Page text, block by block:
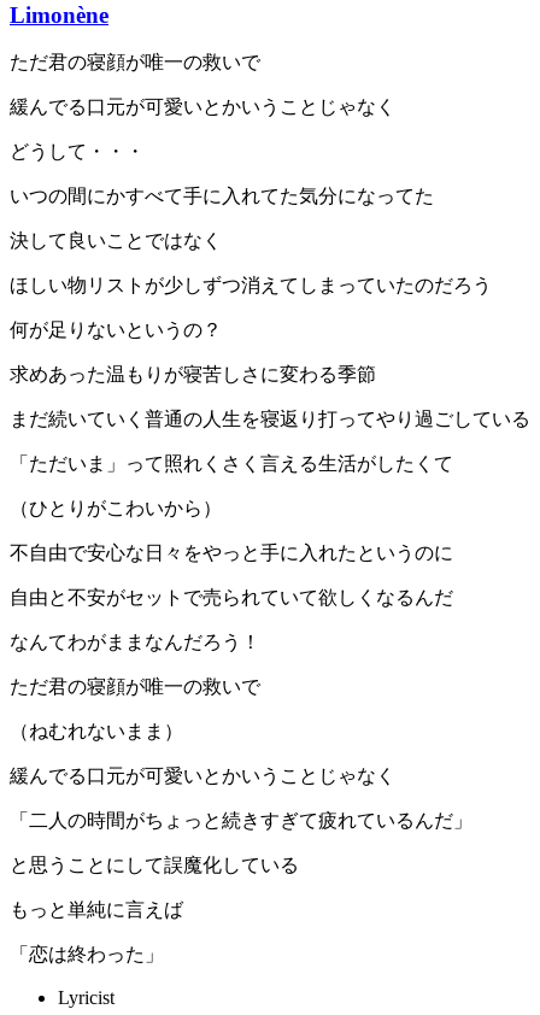
Limonène
ただ君の寝顔が唯一の救いで
緩んでる口元が可愛いとかいうことじゃなく
どうして・・・
いつの間にかすべて手に入れてた気分になってた
決して良いことではなく
ほしい物リストが少しずつ消えてしまっていたのだろう
何が足りないというの？
求めあった温もりが寝苦しさに変わる季節
まだ続いていく普通の人生を寝返り打ってやり過ごしている
「ただいま」って照れくさく言える生活がしたくて
（ひとりがこわいから）
不自由で安心な日々をやっと手に入れたというのに
自由と不安がセットで売られていて欲しくなるんだ
なんてわがままなんだろう！
ただ君の寝顔が唯一の救いで
（ねむれないまま）
緩んでる口元が可愛いとかいうことじゃなく
「二人の時間がちょっと続きすぎて疲れているんだ」
と思うことにして誤魔化している
もっと単純に言えば
「恋は終わった」
Lyricist